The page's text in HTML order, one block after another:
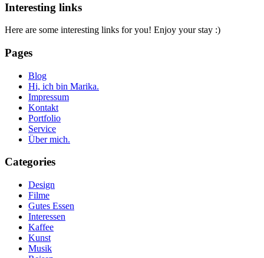
Interesting links
Here are some interesting links for you! Enjoy your stay :)
Pages
Blog
Hi, ich bin Marika.
Impressum
Kontakt
Portfolio
Service
Über mich.
Categories
Design
Filme
Gutes Essen
Interessen
Kaffee
Kunst
Musik